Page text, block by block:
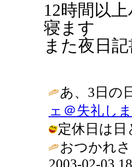
12時間以
寝ます
また夜日
あ、3日の
ェ＠失礼し
定休日は日
おつかれ
2003-02-03